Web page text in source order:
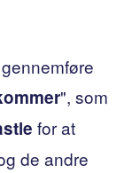
", som
for at
de andre